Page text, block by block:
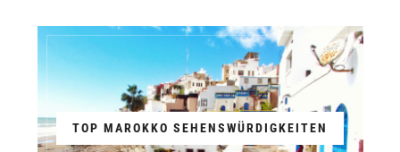
TOP MAROKKO SEHENSWÜRDIGKEITEN